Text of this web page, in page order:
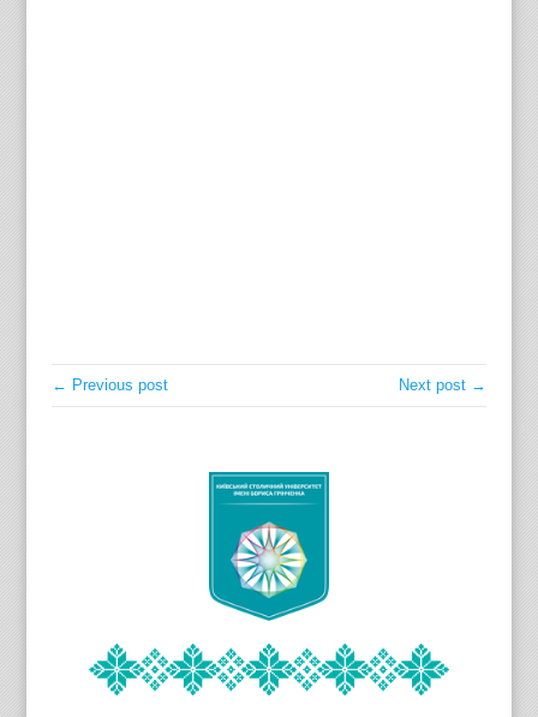
← Previous post Next post →